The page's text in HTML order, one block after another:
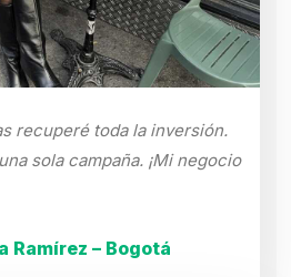
recuperé toda la inversión.
sola campaña. ¡Mi negocio
– Bogotá